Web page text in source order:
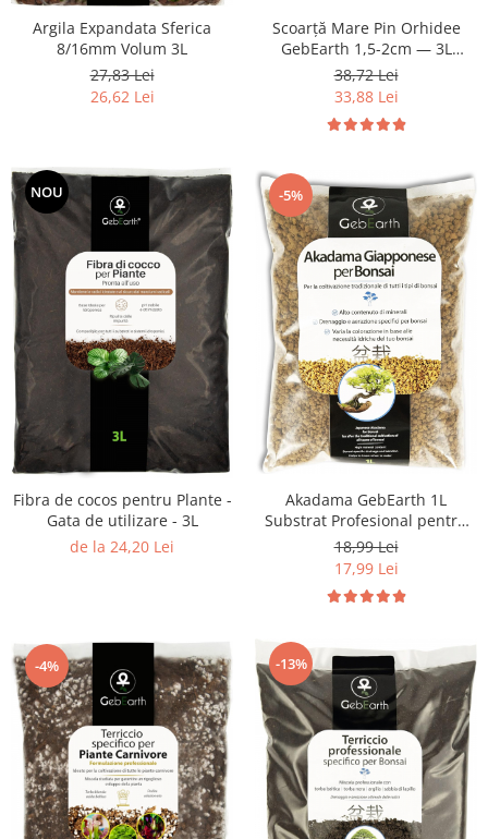
Argila Expandata Sferica
8/16mm Volum 3L
27,83 Lei
26,62 Lei
Scoarță Mare Pin Orhidee
GebEarth 1,5-2cm — 3L
Natural
38,72 Lei
33,88 Lei
NOU
Fibra de cocos pentru Plante -
Gata de utilizare - 3L
de la 24,20 Lei
-5%
Akadama GebEarth 1L
Substrat Profesional pentru
Bonsai Sănătos
18,99 Lei
17,99 Lei
-4% -13%